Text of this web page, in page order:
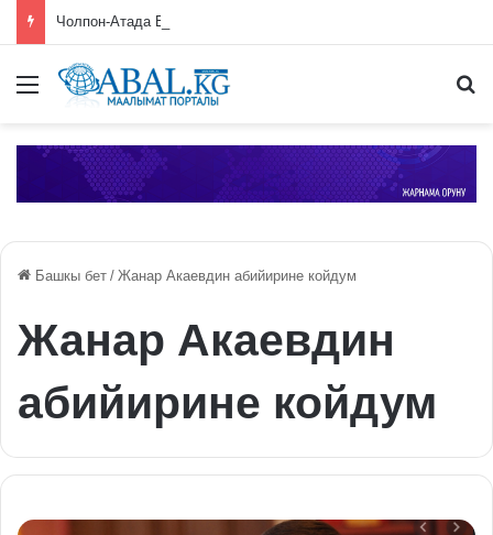
Меню
Башкы бет / Жанар Акаевдин абийирине койдум
Жанар Акаевдин
абийирине койдум